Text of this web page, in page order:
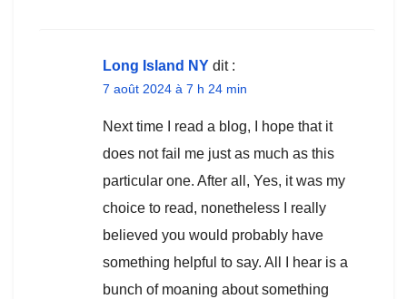
Long Island NY dit :
7 août 2024 à 7 h 24 min
Next time I read a blog, I hope that it
does not fail me just as much as this
particular one. After all, Yes, it was my
choice to read, nonetheless I really
believed you would probably have
something helpful to say. All I hear is a
bunch of moaning about something